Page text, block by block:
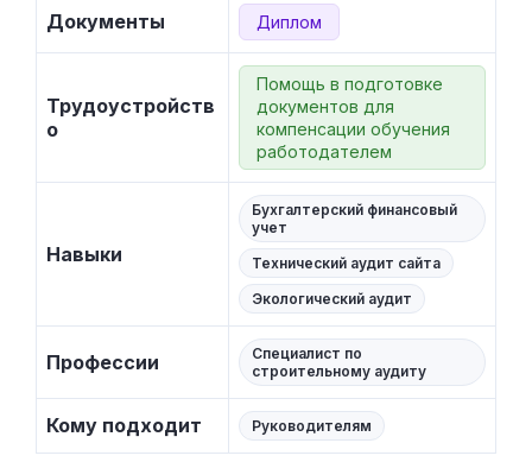
Документы Диплом
Трудоустройств
о
Помощь в подготовке
документов для
компенсации обучения
работодателем
Навыки
Бухгалтерский финансовый
учет
Технический аудит сайта
Экологический аудит
Профессии
Специалист по
строительному аудиту
Кому подходит Руководителям